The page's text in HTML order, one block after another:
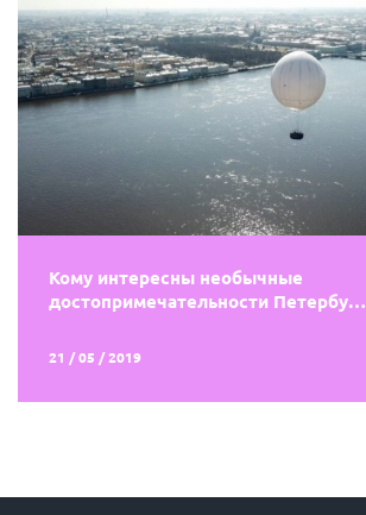
Кому интересны необычные
достопримечательности Петербу…
21 / 05 / 2019